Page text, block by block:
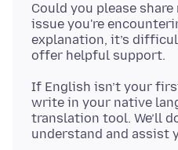
Could you please
issue you're
explanation, it’s
If English isn’t your
write in your native
translation tool. We’ll